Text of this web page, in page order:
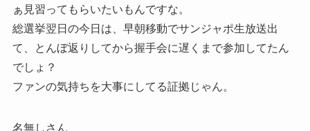
ぁ見習ってもらいたいもんですな。
総選挙翌日の今日は、早朝移動でサンジャポ生放送出
て、とんぼ返りしてから握手会に遅くまで参加してたん
でしょ？
ファンの気持ちを大事にしてる証拠じゃん。
名無しさん